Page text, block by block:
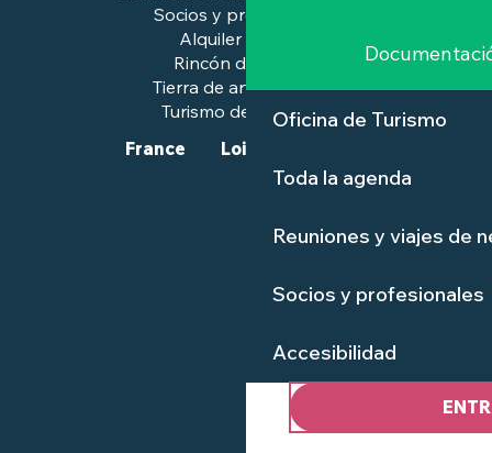
Oficina de Turismo
Toda la agenda
Reuniones y viajes de
Socios y profesionales
Accesibilidad
Socios y profesionales
Alquiler de salas
Rincón de prensa
Tierra de arte e historia
Turismo de calidad™.
France
Loire-Atlantique